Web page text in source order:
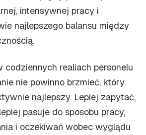
intensywnej pracy i
najlepszego balansu między
codziennych realiach personelu
nie powinno brzmieć, który
najlepszy. Lepiej zapytać,
pasuje do sposobu pracy,
i oczekiwań wobec wyglądu